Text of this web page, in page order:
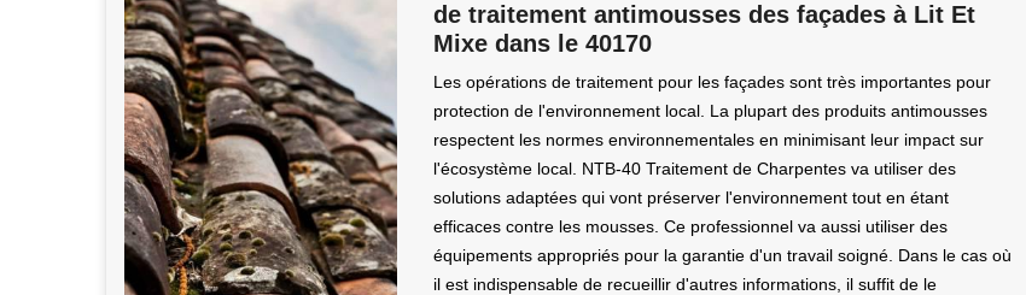
de traitement antimousses des façades à Lit Et
Mixe dans le 40170
Les opérations de traitement pour les façades sont très importantes pour
protection de l'environnement local. La plupart des produits antimousses
respectent les normes environnementales en minimisant leur impact sur
l'écosystème local. NTB-40 Traitement de Charpentes va utiliser des
solutions adaptées qui vont préserver l'environnement tout en étant
efficaces contre les mousses. Ce professionnel va aussi utiliser des
équipements appropriés pour la garantie d'un travail soigné. Dans le cas où
il est indispensable de recueillir d'autres informations, il suffit de le